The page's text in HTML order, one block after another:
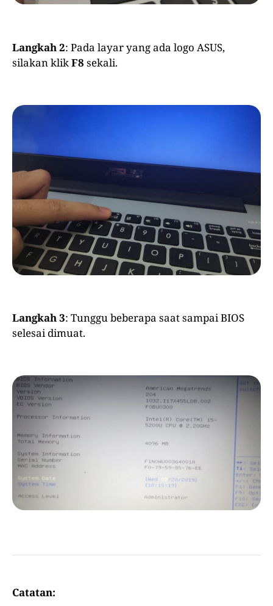
Langkah 2: Pada layar yang ada logo ASUS,
silakan klikF8 sekali.
Langkah 3: Tunggu beberapa saat sampai BIOS
selesai dimuat.
Catatan: